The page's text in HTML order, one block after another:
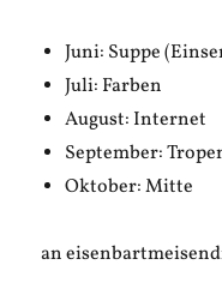
Juni: Suppe
Juli: Farben
August: Internet
September:
Oktober: Mitte
an